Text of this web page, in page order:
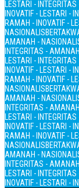
LESTARI -
INOVATIF - LESTARI -
RAMAH - INOVATIF -
NASIONALIS
AMANAH -
INTEGRITAS -
LESTARI -
INOVATIF - LESTARI -
RAMAH - INOVATIF -
NASIONALIS
AMANAH -
INTEGRITAS -
LESTARI -
INOVATIF - LESTARI -
RAMAH - INOVATIF -
NASIONALIS
AMANAH -
INTEGRITAS -
LESTARI -
INOVATIF - LESTARI -